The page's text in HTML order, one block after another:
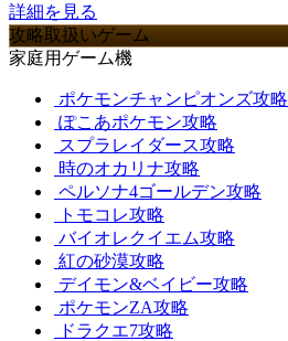
詳細を見る
攻略取扱いゲーム
家庭用ゲーム機
ポケモンチャンピオンズ攻略
ぽこあポケモン攻略
スプラレイダース攻略
時のオカリナ攻略
ペルソナ4ゴールデン攻略
トモコレ攻略
バイオレクイエム攻略
紅の砂漠攻略
デイモン&ベイビー攻略
ポケモンZA攻略
ドラクエ7攻略